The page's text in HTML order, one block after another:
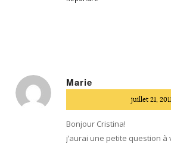
Marie
:
juillet 21,
Bonjour Cristina!
j’aurai une petite question à